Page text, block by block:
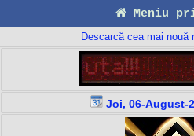
Meniu
Descarcă cea mai
Joi, 06-August-